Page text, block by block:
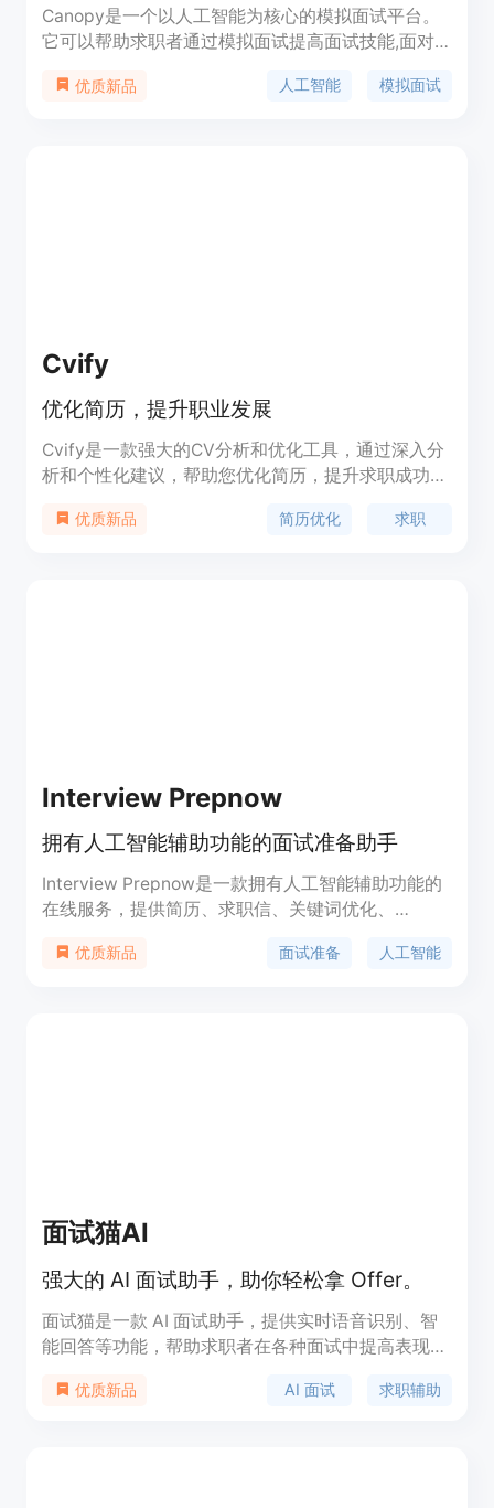
Canopy是一个以人工智能为核心的模拟面试平台。
它可以帮助求职者通过模拟面试提高面试技能,面对
Canopy提供实时反馈和建议,指出求职者在面试中的
优质新品 人工智能 模拟面试
Cvify
优化简历，提升职业发展
Cvify是一款强大的CV分析和优化工具，通过深入分
析和个性化建议，帮助您优化简历，提升求职成功
职位匹配。快来开始追求梦想工作的第一步吧！
优质新品 简历优化 求职
Interview Prepnow
拥有人工智能辅助功能的面试准备助手
Interview Prepnow是一款拥有人工智能辅助功能的
在线服务，提供简历、求职信、关键词优化、
使用STAR方法进行面试答题练习，获取面试问题的
优质新品 面试准备 人工智能
面试猫AI
强大的 AI 面试助手，助你轻松拿 Offer。
面试猫是一款 AI 面试助手，提供实时语音识别、智
能回答等功能，帮助求职者在各种面试中提高表现。
品、市场等各类岗位。面试猫以 AI 技术为基础，提
优质新品 AI 面试 求职辅助